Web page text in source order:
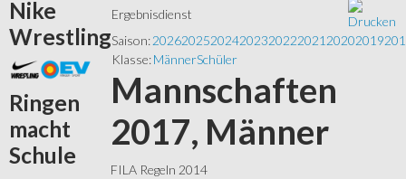
Ergebnisdienst
Saison:202620252024202320222021 20202019
Klasse:MännerSchüler
Mannschaften
2017, Männer
FILA Regeln 2014
Nike
Wrestling
Ringen
macht
Schule